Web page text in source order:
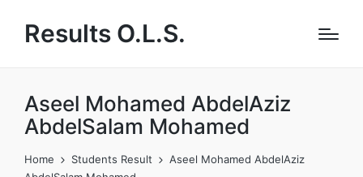
Results O.L.S.
Aseel Mohamed AbdelAziz
AbdelSalam Mohamed
Home Students Result
Aseel Mohamed AbdelAziz